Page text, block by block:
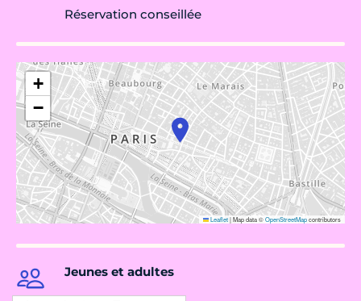
Réservation conseillée
+
−
Leaflet|Map data ©OpenStreetMapcontributors
Jeunes et adultes